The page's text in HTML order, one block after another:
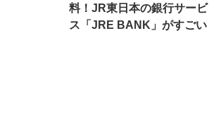
料！JR東日本の銀行サービ
ス「JRE BANK」がすごい